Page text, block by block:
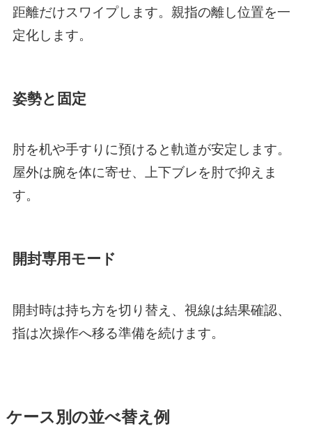
距離だけスワイプします。親指の離し位置を一
定化します。
姿勢と固定
肘を机や手すりに預けると軌道が安定します。
屋外は腕を体に寄せ、上下ブレを肘で抑えま
す。
開封専用モード
開封時は持ち方を切り替え、視線は結果確認、
指は次操作へ移る準備を続けます。
ケース別の並べ替え例